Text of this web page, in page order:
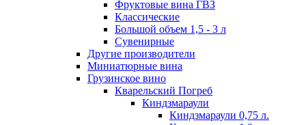
Фруктовые вина ГВЗ
Классические
Большой объем 1,5 - 3 л
Сувенирные
Другие производители
Миниатюрные вина
Грузинское вино
Кварельский Погреб
Киндзмараули
Киндзмараули 0,75 л.